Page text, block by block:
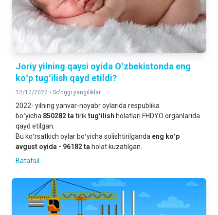
Joriy yilning qaysi oyida Oʻzbekistonda eng
koʻp tugʻilish qayd etildi?
12/12/2022 • So'nggi yangiliklar
2022- yilning yanvar-noyabr oylarida respublika
boʻyicha 850282 ta tiriktugʻilish holatlari FHDYO organlarida
qayd etilgan.
Bu koʻrsatkich oylar boʻyicha solishtirilganda eng koʻp
avgust oyida - 96182 ta holat kuzatilgan.
Batafsil ...